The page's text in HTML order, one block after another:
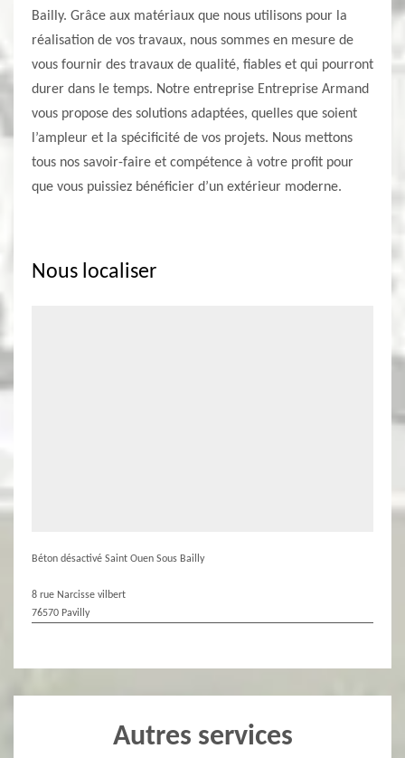
Bailly. Grâce aux matériaux que nous utilisons pour la
réalisation de vos travaux, nous sommes en mesure de
vous fournir des travaux de qualité, fiables et qui pourront
durer dans le temps. Notre entreprise Entreprise Armand
vous propose des solutions adaptées, quelles que soient
l’ampleur et la spécificité de vos projets. Nous mettons
tous nos savoir-faire et compétence à votre profit pour
que vous puissiez bénéficier d’un extérieur moderne.
Nous localiser
Béton désactivé Saint Ouen Sous Bailly
8 rue Narcisse vilbert
76570 Pavilly
Autres services